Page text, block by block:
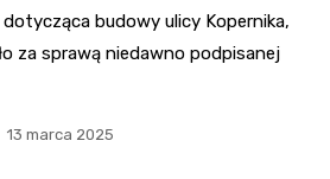
budowy ulicy Kopernika,
za sprawą niedawno podpisanej
13 marca 2025